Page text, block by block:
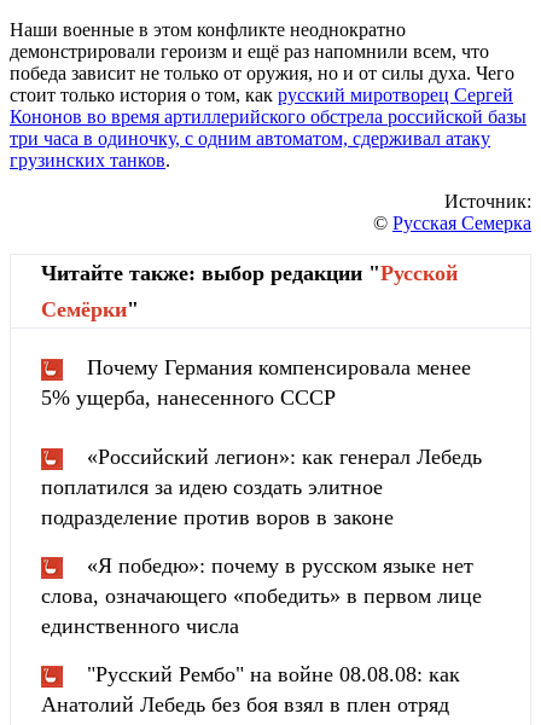
Наши военные в этом конфликте неоднократно
демонстрировали героизм и ещё раз напомнили всем, что
победа зависит не только от оружия, но и от силы духа. Чего
стоит только история о том, как русский миротворец Сергей
Кононов во время артиллерийского обстрела российской базы
три часа в одиночку, с одним автоматом, сдерживал атаку
грузинских танков.
Источник:
© Русская Семерка
Читайте также: выбор редакции "Русской
Cемёрки"
Почему Германия компенсировала менее
5% ущерба, нанесенного СССР
«Российский легион»: как генерал Лебедь
поплатился за идею создать элитное
подразделение против воров в законе
«Я победю»: почему в русском языке нет
слова, означающего «победить» в первом лице
единственного числа
"Русский Рембо" на войне 08.08.08: как
Анатолий Лебедь без боя взял в плен отряд